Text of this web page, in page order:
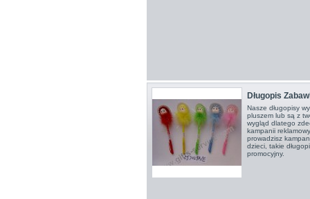
Długopis
Nasze długopisy
pluszem lub są z
wygląd dlatego
kampanii
prowadzisz
dzieci, takie
promocyjny.